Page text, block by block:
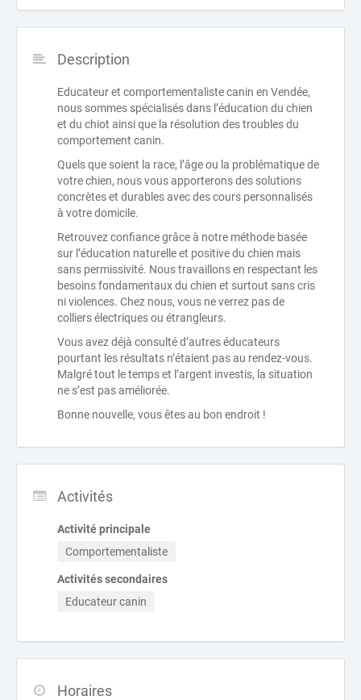
Description
Educateur et comportementaliste canin en Vendée,
nous sommes spécialisés dans l’éducation du chien
et du chiot ainsi que la résolution des troubles du
comportement canin.
Quels que soient la race, l’âge ou la problématique de
votre chien, nous vous apporterons des solutions
concrètes et durables avec des cours personnalisés
à votre domicile.
Retrouvez confiance grâce à notre méthode basée
sur l’éducation naturelle et positive du chien mais
sans permissivité. Nous travaillons en respectant les
besoins fondamentaux du chien et surtout sans cris
ni violences. Chez nous, vous ne verrez pas de
colliers électriques ou étrangleurs.
Vous avez déjà consulté d’autres éducateurs
pourtant les résultats n’étaient pas au rendez-vous.
Malgré tout le temps et l’argent investis, la situation
ne s’est pas améliorée.
Bonne nouvelle, vous êtes au bon endroit !
Activités
Activité principale
Comportementaliste
Activités secondaires
Educateur canin
Horaires